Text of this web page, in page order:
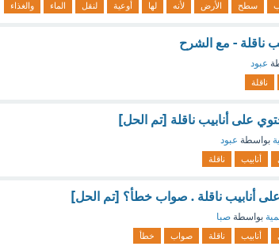
سطح الأرض لأنه لها أوعية لنقل الماء والغذاء
ناقلة - مع الشرح
عبود
ناقلة
على أنابيب ناقلة [تم الحل]
بواسطة عبود
أنابيب ناقلة
على أنابيب ناقلة . صواب خطأ؟ [تم الحل]
بواسطة صبا
أنابيب ناقلة صواب خطأ